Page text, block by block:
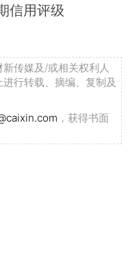
信用评级
传媒及/或相关权利人
行转载、摘编、复制及
，获得书面